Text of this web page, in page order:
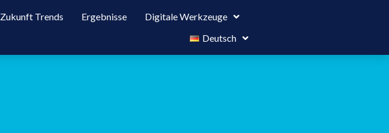
Zukunft Trends Ergebnisse
Digitale Werkzeuge
Deutsch